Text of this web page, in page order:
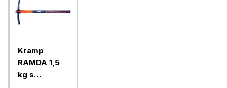
Kramp
RAMDA 1,5
kg s